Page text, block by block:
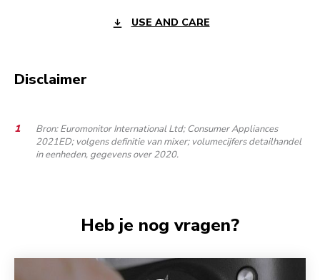
USE AND CARE
Disclaimer
Bron: Euromonitor International Ltd; Consumer Appliances
2021ED; volgens definitie van mixer; volumecijfers detailhandel
in eenheden, gegevens over 2020.
Heb je nog vragen?